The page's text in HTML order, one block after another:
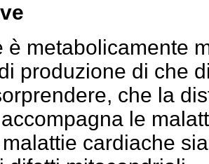
è metabolicamente
produzione di che
che la
le
cardiache